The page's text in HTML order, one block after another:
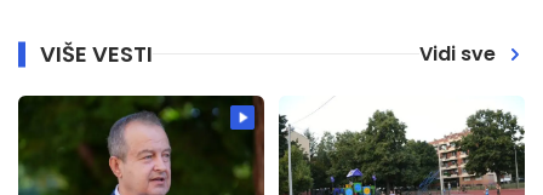
VIŠE VESTI Vidi sve